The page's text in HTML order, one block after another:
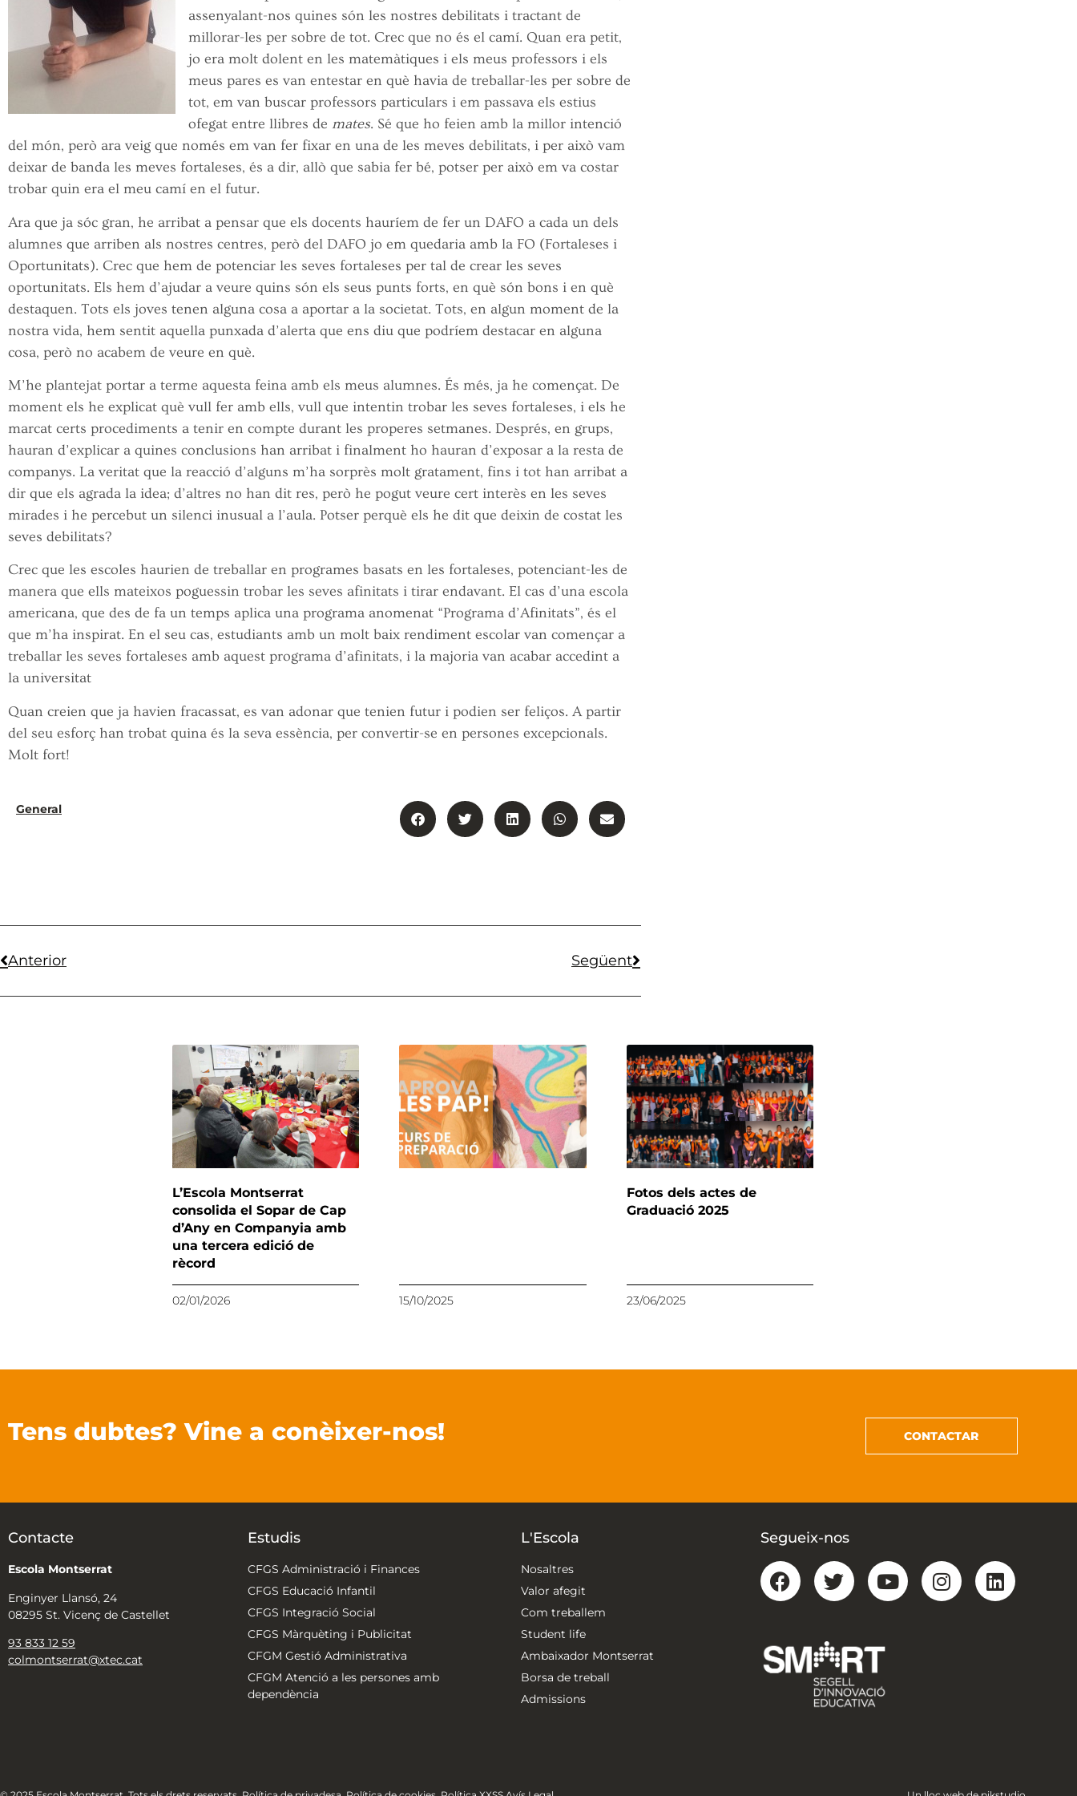
assenyalant-nos quines són les nostres debilitats i tractant de
millorar-les per sobre de tot. Crec que no és el camí. Quan era petit,
jo era molt dolent en les matemàtiques i els meus professors i els
meus pares es van entestar en què havia de treballar-les per sobre de
tot, em van buscar professors particulars i em passava els estius
ofegat entre llibres de mates. Sé que ho feien amb la millor intenció
del món, però ara veig que només em van fer fixar en una de les meves debilitats, i per això vam
deixar de banda les meves fortaleses, és a dir, allò que sabia fer bé, potser per això em va costar
trobar quin era el meu camí en el futur.
Ara que ja sóc gran, he arribat a pensar que els docents hauríem de fer un DAFO a cada un dels
alumnes que arriben als nostres centres, però del DAFO jo em quedaria amb la FO (Fortaleses i
Oportunitats). Crec que hem de potenciar les seves fortaleses per tal de crear les seves
oportunitats. Els hem d’ajudar a veure quins són els seus punts forts, en què són bons i en què
destaquen. Tots els joves tenen alguna cosa a aportar a la societat. Tots, en algun moment de la
nostra vida, hem sentit aquella punxada d’alerta que ens diu que podríem destacar en alguna
cosa, però no acabem de veure en què.
M’he plantejat portar a terme aquesta feina amb els meus alumnes. És més, ja he començat. De
moment els he explicat què vull fer amb ells, vull que intentin trobar les seves fortaleses, i els he
marcat certs procediments a tenir en compte durant les properes setmanes. Després, en grups,
hauran d’explicar a quines conclusions han arribat i finalment ho hauran d’exposar a la resta de
companys. La veritat que la reacció d’alguns m’ha sorprès molt gratament, fins i tot han arribat a
dir que els agrada la idea; d’altres no han dit res, però he pogut veure cert interès en les seves
mirades i he percebut un silenci inusual a l’aula. Potser perquè els he dit que deixin de costat les
seves debilitats?
Crec que les escoles haurien de treballar en programes basats en les fortaleses, potenciant-les de
manera que ells mateixos poguessin trobar les seves afinitats i tirar endavant. El cas d’una escola
americana, que des de fa un temps aplica una programa anomenat “Programa d’Afinitats”, és el
que m’ha inspirat. En el seu cas, estudiants amb un molt baix rendiment escolar van començar a
treballar les seves fortaleses amb aquest programa d’afinitats, i la majoria van acabar accedint a
la universitat
Quan creien que ja havien fracassat, es van adonar que tenien futur i podien ser feliços. A partir
del seu esforç han trobat quina és la seva essència, per convertir-se en persones excepcionals.
Molt fort!
General
Anterior Següent
L’Escola Montserrat
consolida el Sopar de Cap
d’Any en Companyia amb
una tercera edició de
rècord
02/01/2026 15/10/2025
Fotos dels actes de
Graduació 2025
23/06/2025
Tens dubtes? Vine a conèixer-nos! CONTACTAR
Contacte
Escola Montserrat
Enginyer Llansó, 24
08295 St. Vicenç de Castellet
93 833 12 59
colmontserrat@xtec.cat
Estudis
CFGS Administració i Finances
CFGS Educació Infantil
CFGS Integració Social
CFGS Màrquèting i Publicitat
CFGM Gestió Administrativa
CFGM Atenció a les persones amb
dependència
L'Escola
Nosaltres
Valor afegit
Com treballem
Student life
Ambaixador Montserrat
Borsa de treball
Admissions
Segueix-nos